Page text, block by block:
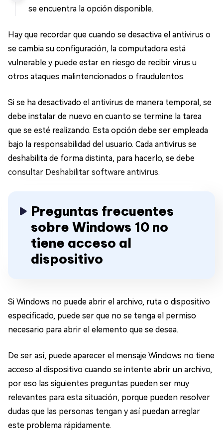
se encuentra la opción disponible.
Hay que recordar que cuando se desactiva el antivirus o
se cambia su configuración, la computadora está
vulnerable y puede estar en riesgo de recibir virus u
otros ataques malintencionados o fraudulentos.
Si se ha desactivado el antivirus de manera temporal, se
debe instalar de nuevo en cuanto se termine la tarea
que se esté realizando. Esta opción debe ser empleada
bajo la responsabilidad del usuario. Cada antivirus se
deshabilita de forma distinta, para hacerlo, se debe
consultar Deshabilitar software antivirus.
Preguntas frecuentes
sobre Windows 10 no
tiene acceso al
dispositivo
Si Windows no puede abrir el archivo, ruta o dispositivo
especificado, puede ser que no se tenga el permiso
necesario para abrir el elemento que se desea.
De ser así, puede aparecer el mensaje Windows no tiene
acceso al dispositivo cuando se intente abrir un archivo,
por eso las siguientes preguntas pueden ser muy
relevantes para esta situación, porque pueden resolver
dudas que las personas tengan y así puedan arreglar
este problema rápidamente.